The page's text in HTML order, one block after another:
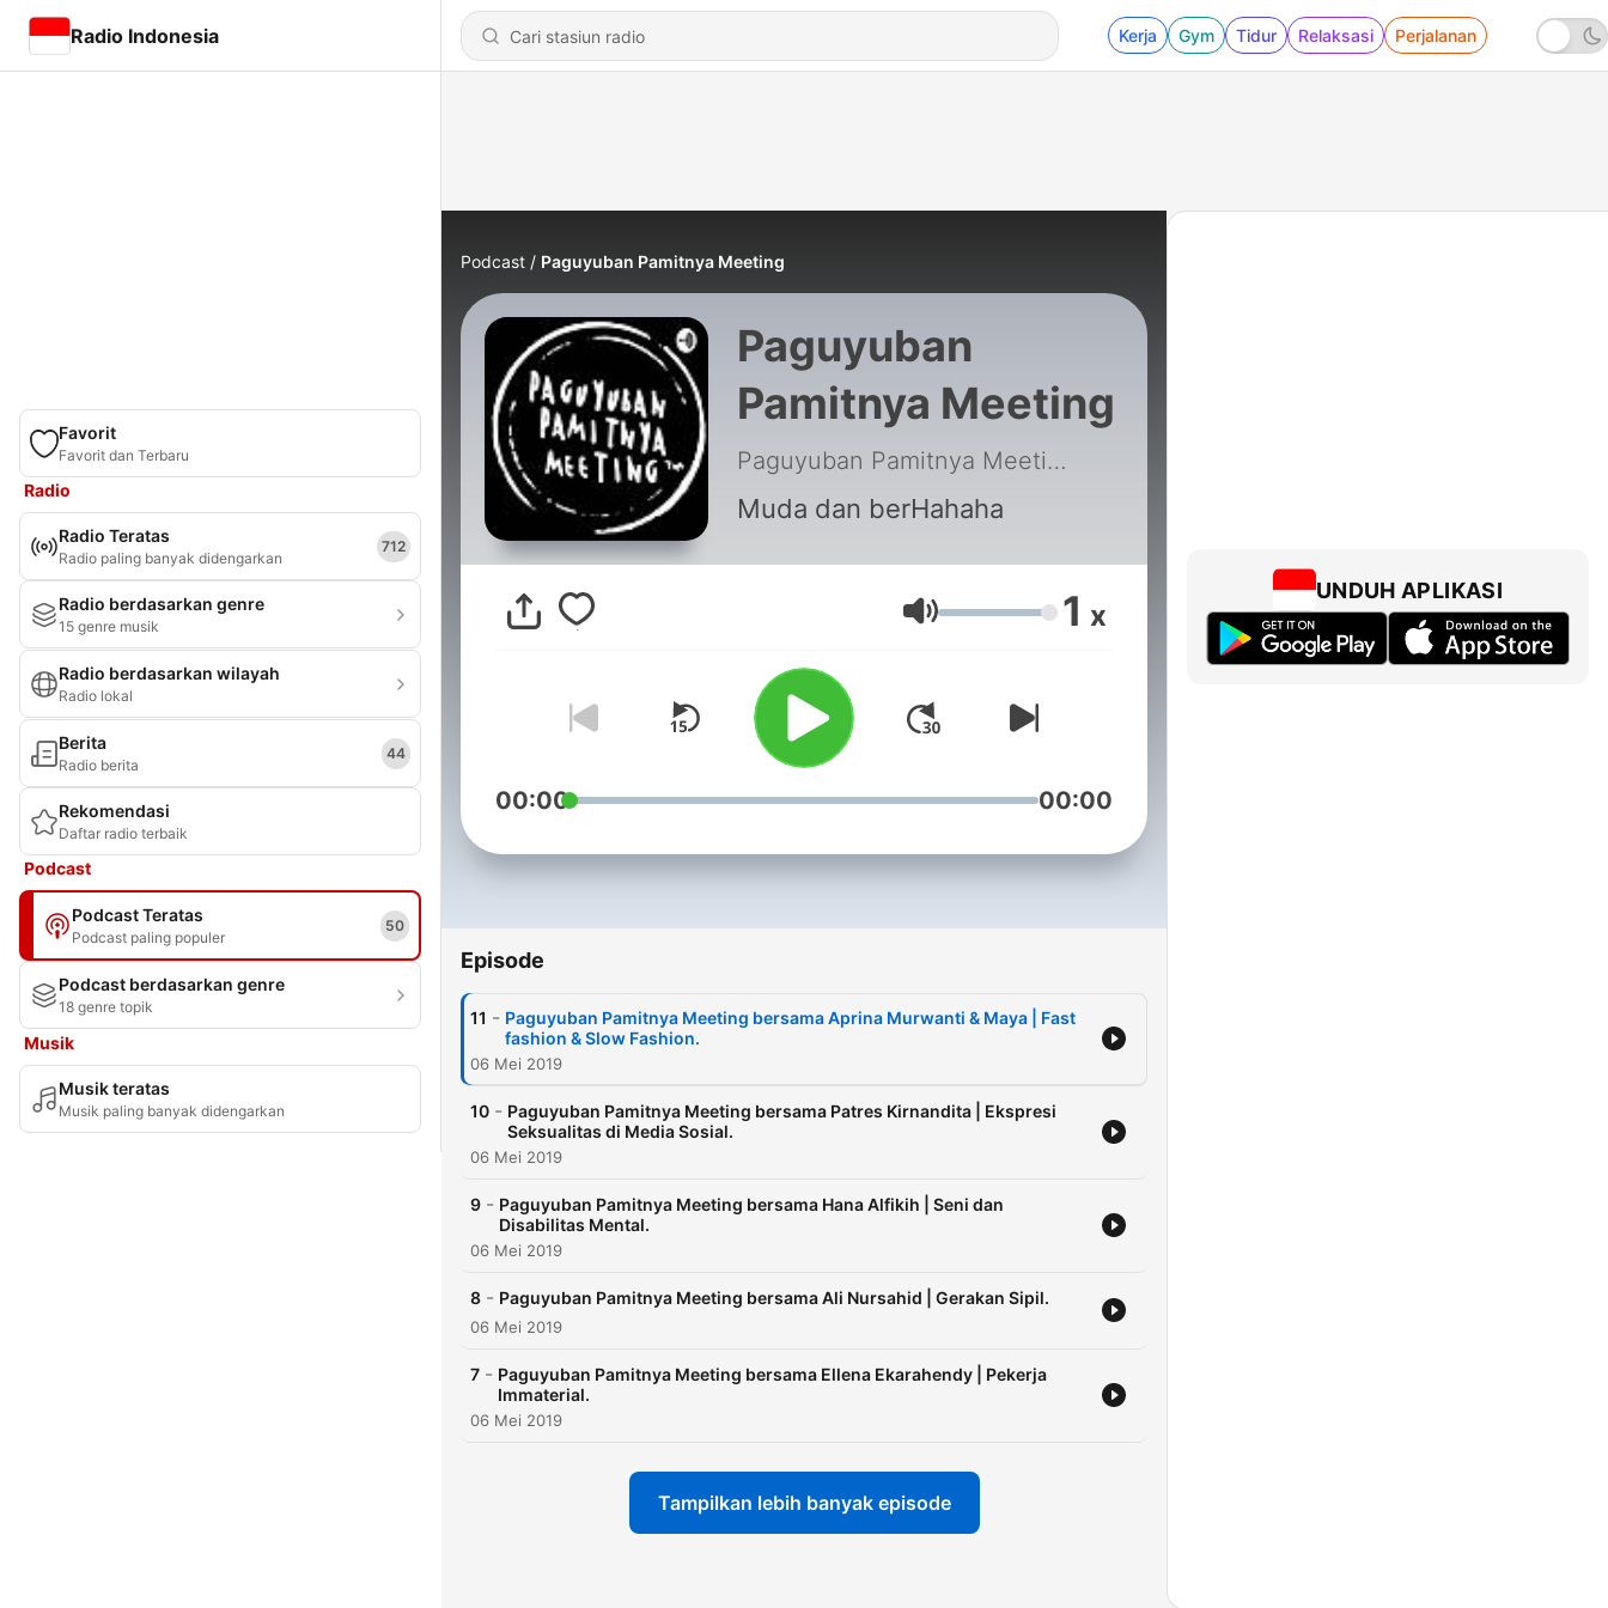
Radio Indonesia Kerja Gym Tidur Relaksasi Perjalanan
Favorit
Favorit dan Terbaru
Radio
Radio Teratas
Radio paling banyak didengarkan
712
Radio berdasarkan genre
15 genre musik
Radio berdasarkan wilayah
Radio lokal
Berita
Radio berita
44
Rekomendasi
Daftar radio terbaik
Podcast
Podcast Teratas
Podcast paling populer
50
Podcast berdasarkan genre
18 genre topik
Musik
Musik teratas
Musik paling banyak didengarkan
Podcast Paguyuban Pamitnya Meeting
Paguyuban
Pamitnya Meeting
Paguyuban Pamitnya Meeting
Muda dan berHahaha
Volume 1 x
00:00 00:00
Episode
11 - Paguyuban Pamitnya Meeting bersama Aprina Murwanti & Maya | Fast
fashion & Slow Fashion.
06 Mei 2019
10 - Paguyuban Pamitnya Meeting bersama Patres Kirnandita | Ekspresi
Seksualitas di Media Sosial.
06 Mei 2019
9 - Paguyuban Pamitnya Meeting bersama Hana Alfikih | Seni dan
Disabilitas Mental.
06 Mei 2019
8 - Paguyuban Pamitnya Meeting bersama Ali Nursahid | Gerakan Sipil.
06 Mei 2019
7 - Paguyuban Pamitnya Meeting bersama Ellena Ekarahendy | Pekerja
Immaterial.
06 Mei 2019
Tampilkan lebih banyak episode
UNDUH APLIKASI